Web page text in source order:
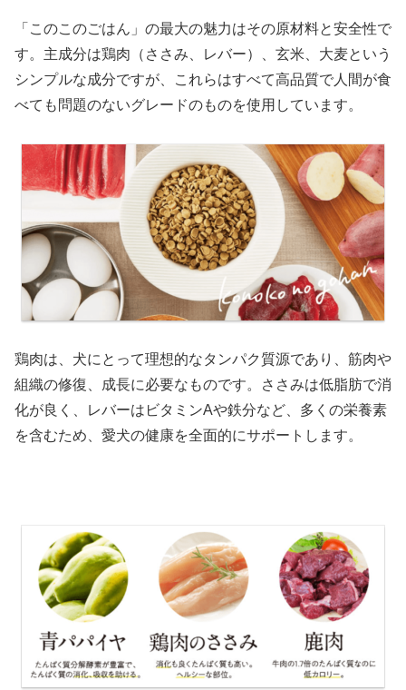
「このこのごはん」の最大の魅力はその原材料と安全性で
す。主成分は鶏肉（ささみ、レバー）、玄米、大麦という
シンプルな成分ですが、これらはすべて高品質で人間が食
べても問題のないグレードのものを使用しています。
鶏肉は、犬にとって理想的なタンパク質源であり、筋肉や
組織の修復、成長に必要なものです。ささみは低脂肪で消
化が良く、レバーはビタミンAや鉄分など、多くの栄養素
を含むため、愛犬の健康を全面的にサポートします。